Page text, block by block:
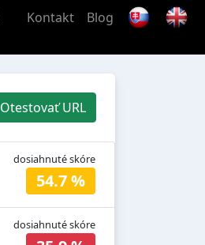
Kontakt Blog
Otestovať URL
dosiahnuté skóre
54.7 %
dosiahnuté skóre